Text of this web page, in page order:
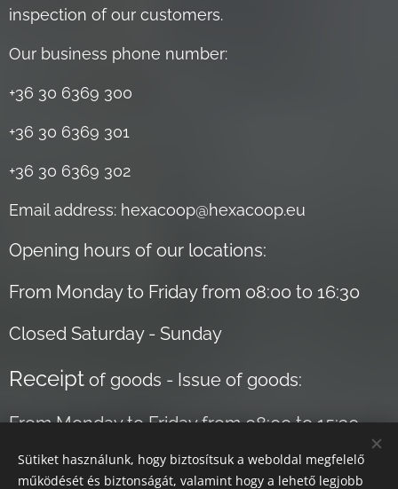
inspection of our customers.
Our business phone number:
+36 30 6369 300
+36 30 6369 301
+36 30 6369 302
Email address: hexacoop@hexacoop.eu
Opening hours of our locations:
From Monday to Friday from 08:00 to 16:30
Closed Saturday - Sunday
Receipt of goods - Issue of goods:
From Monday to Friday from 08:00 to 15:30
Closed Saturday - Sunday
Sütiket használunk, hogy biztosítsuk a weboldal megfelelő
működését és biztonságát, valamint hogy a lehető legjobb